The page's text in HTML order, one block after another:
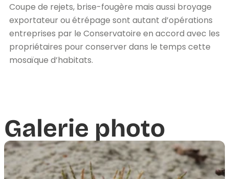
Coupe de rejets, brise-fougère mais aussi broyage
exportateur ou étrépage sont autant d’opérations
entreprises par le Conservatoire en accord avec les
propriétaires pour conserver dans le temps cette
mosaïque d’habitats.
Galerie photo